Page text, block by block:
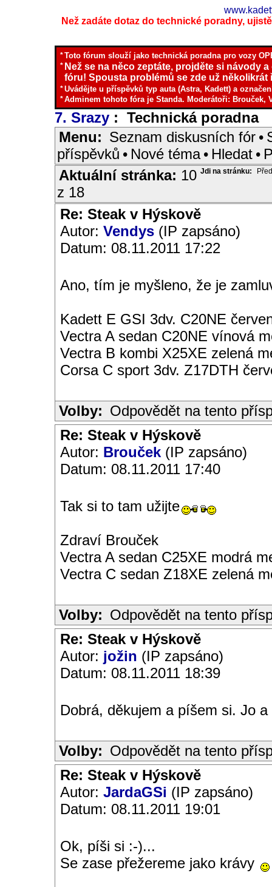
Než zadáte dotaz do technické poradny,
*Toto fórum slouží jako technická poradna pro vozy
* Než se na něco zeptáte, projděte si návody
fóru! Spousta problémů se zde už několikrát
*Uvádějte u příspěvků typ auta (Astra, Kadett) a
*Adminem tohoto fóra je Standa. Moderátoři: Brouček,
7. Srazy : Technická poradna
Menu: Seznam diskusních fór •
příspěvků • Nové téma • Hledat •
Jdi na stránku:
Aktuální stránka: 10
z 18
Re: Steak v Hýskově
Autor: Vendys (IP zapsáno)
Datum: 08.11.2011 17:22
Ano, tím je myšleno, že je
Kadett E GSI 3dv. C20NE
Vectra A sedan C20NE vínová
Vectra B kombi X25XE zelená
Corsa C sport 3dv. Z17DTH
Volby: Odpovědět na tento
Re: Steak v Hýskově
Autor: Brouček (IP zapsáno)
Datum: 08.11.2011 17:40
Tak si to tam užijte
Zdraví Brouček
Vectra A sedan C25XE modrá
Vectra C sedan Z18XE zelená
Volby: Odpovědět na tento
Re: Steak v Hýskově
Autor: jožin (IP zapsáno)
Datum: 08.11.2011 18:39
Dobrá, děkujem a píšem si. Jo
Volby: Odpovědět na tento
Re: Steak v Hýskově
Autor: JardaGSi (IP zapsáno)
Datum: 08.11.2011 19:01
Ok, píši si :-)...
Se zase přežereme jako krávy